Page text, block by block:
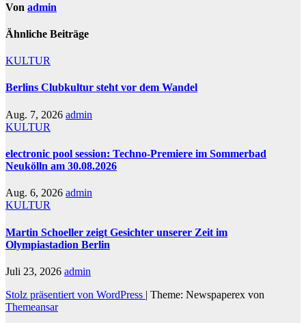
Von admin
Ähnliche Beiträge
KULTUR
Berlins Clubkultur steht vor dem Wandel
Aug. 7, 2026 admin
KULTUR
electronic pool session: Techno-Premiere im Sommerbad
Neukölln am 30.08.2026
Aug. 6, 2026 admin
KULTUR
Martin Schoeller zeigt Gesichter unserer Zeit im
Olympiastadion Berlin
Juli 23, 2026 admin
Stolz präsentiert von WordPress | Theme: Newspaperex von
Themeansar